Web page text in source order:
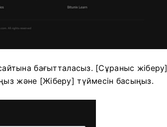
бағытталасыз. [Сұраныс жіберу]
және [Жіберу] түймесін басыңыз.